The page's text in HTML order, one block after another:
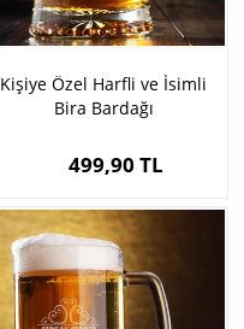
Kişiye Özel Harfli ve İsimli
Bira Bardağı
499,90 TL